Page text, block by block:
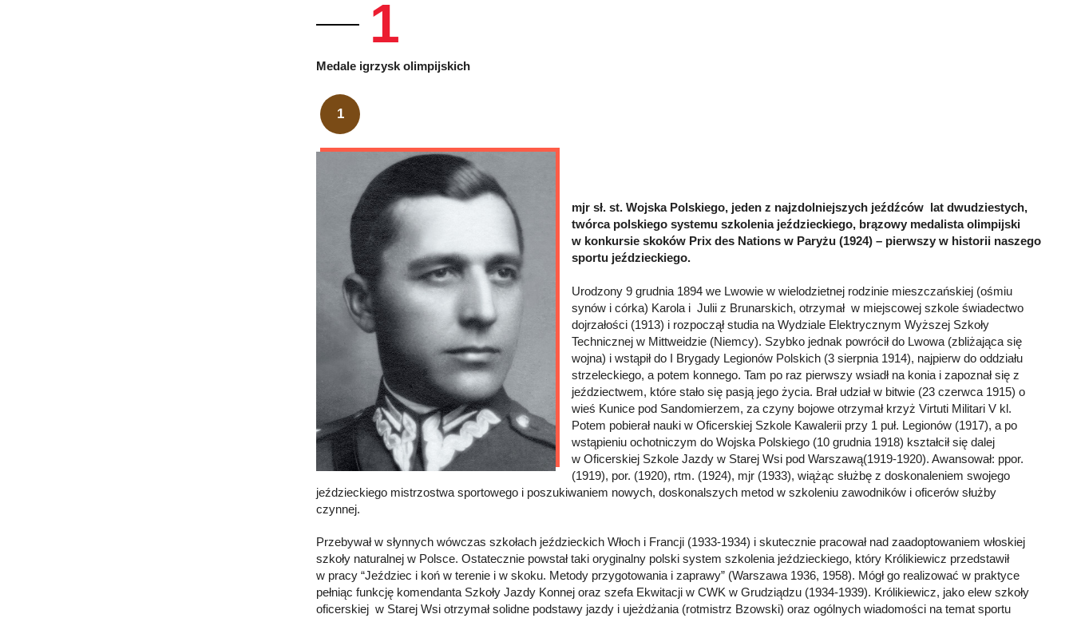
1
Medale igrzysk olimpijskich
1
mjr sł. st. Wojska Polskiego, jeden z najzdolniejszych jeźdźców lat dwudziestych,
twórca polskiego systemu szkolenia jeździeckiego, brązowy medalista olimpijski
w konkursie skoków Prix des Nations w Paryżu (1924) – pierwszy w historii naszego
sportu jeździeckiego.
Urodzony 9 grudnia 1894 we Lwowie w wielodzietnej rodzinie mieszczańskiej (ośmiu
synów i córka) Karola i Julii z Brunarskich, otrzymał w miejscowej szkole świadectwo
dojrzałości (1913) i rozpoczął studia na Wydziale Elektrycznym Wyższej Szkoły
Technicznej w Mittweidzie (Niemcy). Szybko jednak powrócił do Lwowa (zbliżająca się
wojna) i wstąpił do I Brygady Legionów Polskich (3 sierpnia 1914), najpierw do oddziału
strzeleckiego, a potem konnego. Tam po raz pierwszy wsiadł na konia i zapoznał się z
jeździectwem, które stało się pasją jego życia. Brał udział w bitwie (23 czerwca 1915) o
wieś Kunice pod Sandomierzem, za czyny bojowe otrzymał krzyż Virtuti Militari V kl.
Potem pobierał nauki w Oficerskiej Szkole Kawalerii przy 1 puł. Legionów (1917), a po
wstąpieniu ochotniczym do Wojska Polskiego (10 grudnia 1918) kształcił się dalej
w Oficerskiej Szkole Jazdy w Starej Wsi pod Warszawą(1919-1920). Awansował: ppor.
(1919), por. (1920), rtm. (1924), mjr (1933), wiążąc służbę z doskonaleniem swojego
jeździeckiego mistrzostwa sportowego i poszukiwaniem nowych, doskonalszych metod w szkoleniu zawodników i oficerów służby
czynnej.
Przebywał w słynnych wówczas szkołach jeździeckich Włoch i Francji (1933-1934) i skutecznie pracował nad zaadoptowaniem włoskiej
szkoły naturalnej w Polsce. Ostatecznie powstał taki oryginalny polski system szkolenia jeździeckiego, który Królikiewicz przedstawił
w pracy “Jeździec i koń w terenie i w skoku. Metody przygotowania i zaprawy” (Warszawa 1936, 1958). Mógł go realizować w praktyce
pełniąc funkcję komendanta Szkoły Jazdy Konnej oraz szefa Ekwitacji w CWK w Grudziądzu (1934-1939). Królikiewicz, jako elew szkoły
oficerskiej w Starej Wsi otrzymał solidne podstawy jazdy i ujeżdżania (rotmistrz Bzowski) oraz ogólnych wiadomości na temat sportu